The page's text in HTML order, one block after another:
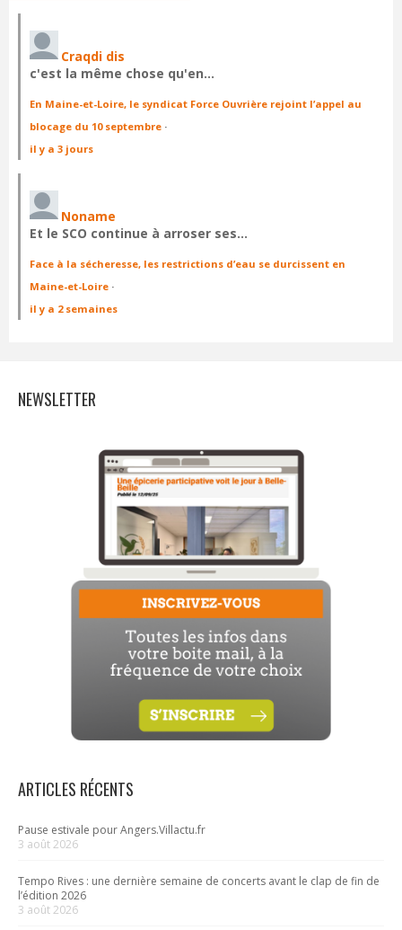
Craqdi dis
c'est la même chose qu'en…
En Maine-et-Loire, le syndicat Force Ouvrière rejoint l’appel au
blocage du 10 septembre ·
il y a 3 jours
Noname
Et le SCO continue à arroser ses…
Face à la sécheresse, les restrictions d’eau se durcissent en
Maine-et-Loire ·
il y a 2 semaines
NEWSLETTER
ARTICLES RÉCENTS
Pause estivale pour Angers.Villactu.fr
3 août 2026
Tempo Rives : une dernière semaine de concerts avant le clap de fin de
l’édition 2026
3 août 2026